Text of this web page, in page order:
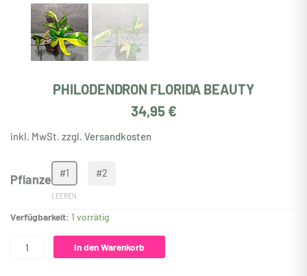
PHILODENDRON FLORIDA BEAUTY
34,95 €
inkl. MwSt. zzgl. Versandkosten
Pflanze #1 #2
LEEREN
Verfügbarkeit: 1 vorrätig
Philodendron
Florida
Menge
In den Warenkorb